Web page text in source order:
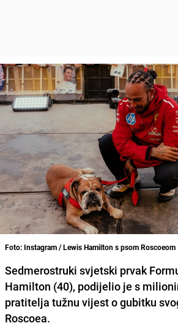
Foto: Instagram / Lewis Hamilton s psom Roscoeom
Sedmerostruki svjetski prvak
Hamilton (40), podijelio je s
pratitelja tužnu vijest o gubitku
Roscoea.